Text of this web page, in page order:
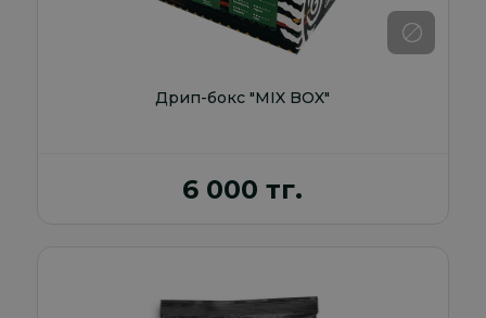
Дрип-бокс "MIX BOX"
6 000 тг.